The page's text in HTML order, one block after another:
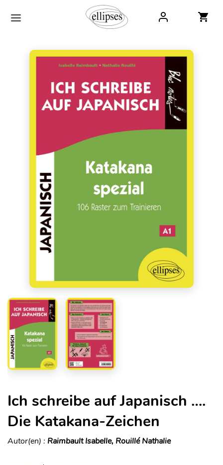
Ich schreibe auf Japanisch ….
Die Katakana-Zeichen
Autor(en) : Raimbault Isabelle, Rouillé Nathalie